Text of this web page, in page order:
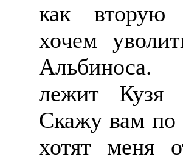
как
хочем
лежит
Скажу вам по
хотят меня